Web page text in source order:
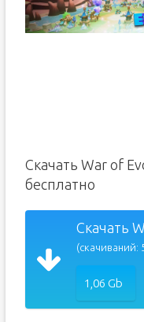
Скачать War of
бесплатно
Скачать
(скачиваний:
1,06 Gb